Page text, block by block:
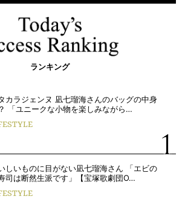
ランキング
カラジェンヌ 凪七瑠海さんのバッグの中身
「ユニークな小物を楽しみながら…
しいものに目がない凪七瑠海さん 「エビの
司は断然生派です」【宝塚歌劇団O…